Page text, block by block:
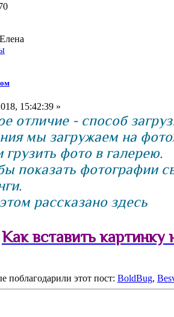
15:42:39 »
отличие - способ
мы загружаем на
грузить фото в галерею.
показать фотографии
рассказано здесь
Как вставить
поблагодарили этот пост: BoldBug,